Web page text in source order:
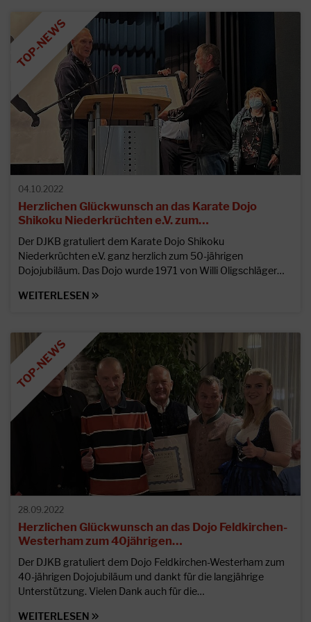
04.10.2022
Herzlichen Glückwunsch an das Karate Dojo
Shikoku Niederkrüchten e.V. zum…
Der DJKB gratuliert dem Karate Dojo Shikoku
Niederkrüchten e.V. ganz herzlich zum 50-jährigen
Dojojubiläum. Das Dojo wurde 1971 von Willi Oligschläger…
WEITERLESEN
28.09.2022
Herzlichen Glückwunsch an das Dojo Feldkirchen-
Westerham zum 40jährigen…
Der DJKB gratuliert dem Dojo Feldkirchen-Westerham zum
40-jährigen Dojojubiläum und dankt für die langjährige
Unterstützung. Vielen Dank auch für die…
WEITERLESEN